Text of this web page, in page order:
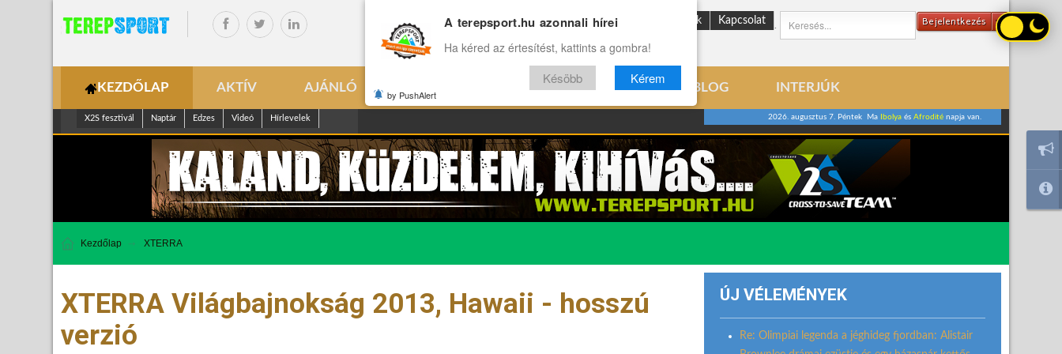
Bejelentkezés
ENG Reviews Archívum Rólunk Kapcsolat
KEZDŐLAP AKTÍV AJÁNLÓ ÉLETMÓD VILÁG BLOG INTERJÚK
X2S fesztivál Naptár Edzes Videó Hírlevelek 2026. augusztus 7. Péntek Ma Ibolyaés Afroditénapja van.
Kezdőlap XTERRA
XTERRA Világbajnokság 2013, Hawaii - hosszú
verzió
ÚJ VÉLEMÉNYEK
Re: Olimpiai legenda a jéghideg fjordban: Alistair
A terepsport.hu azonnali hírei
Ha kéred az értesítést, kattints a gombra!
Késöbb Kérem
by PushAlert